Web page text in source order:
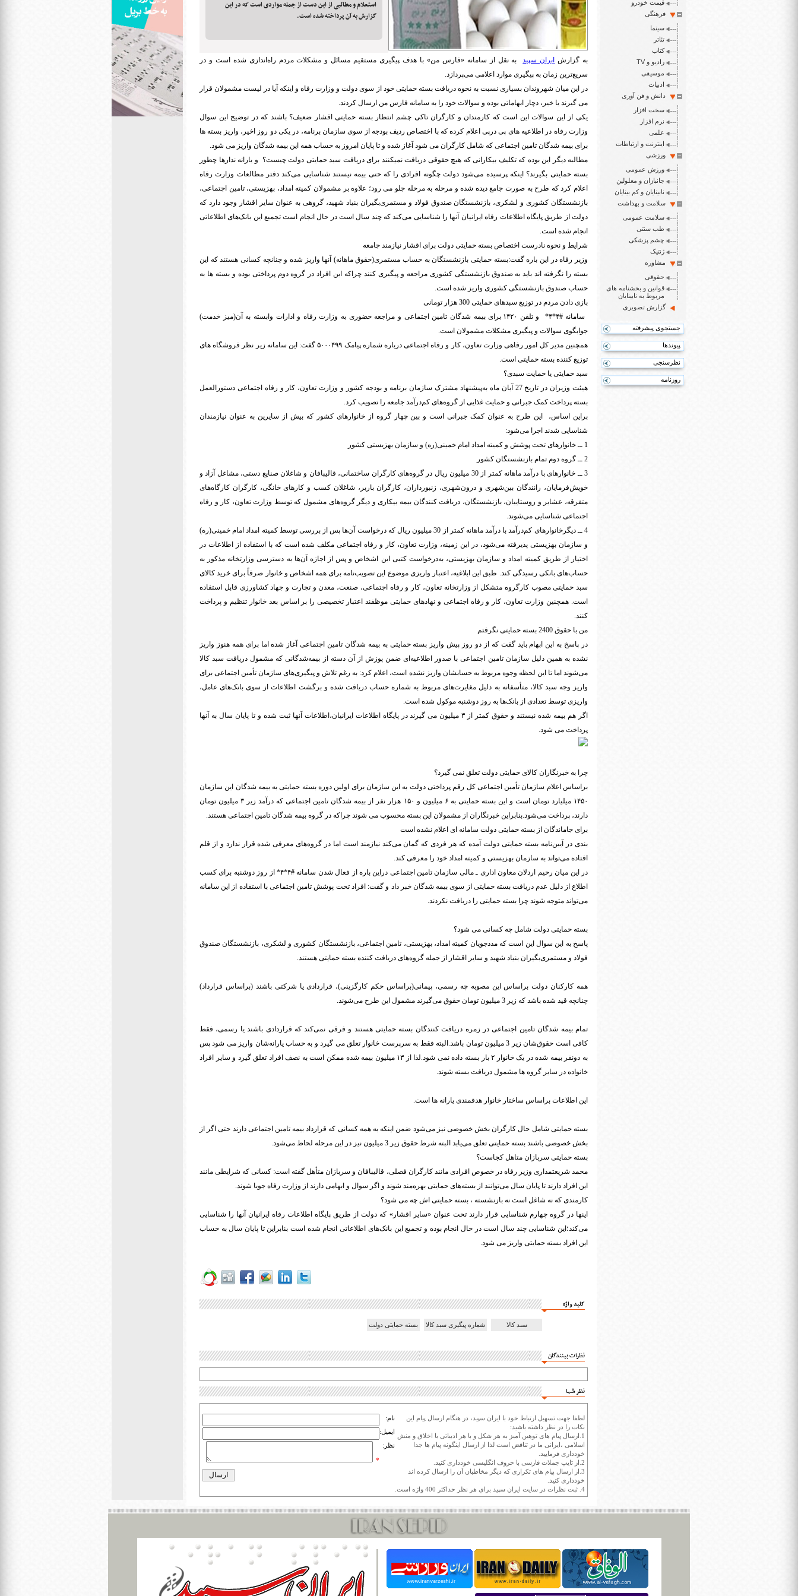
قیمت خودرو
فرهنگی
سینما
تئاتر
کتاب
رادیو و TV
موسیقی
ادبیات
دانش و فن آوری
سخت افزار
نرم افزار
علمی
اینترنت و ارتباطات
ورزشی
ورزش عمومی
جانبازان و معلولین
نابینایان و کم بینایان
سلامت و بهداشت
سلامت عمومی
طب سنتی
چشم پزشکی
ژنتیک
مشاوره
حقوقی
قوانین و بخشنامه های
مربوط به نابینایان
گزارش تصویری
جستجوی پیشرفته
پیوندها
نظرسنجی
روزنامه
استعلام و مطالبی از این دست از جمله مواردی است که در این
گزارش به آن پرداخته‌ شده است.
به گزارش ایران سپیدبه نقل از سامانه «فارس من» با هدف پیگیری مستقیم مسائل و مشکلات مردم راه‌اندازی شده است و در
سریع‌ترین زمان به پیگیری موارد اعلامی می‌پردازد.
در این میان شهروندان بسیاری نسبت به نحوه دریافت بسته حمایتی خود از سوی دولت و وزارت رفاه و اینکه آیا در لیست مشمولان قرار
می گیرند یا خیر، دچار ابهاماتی بوده و سوالات خود را به سامانه فارس من ارسال کردند.
یکی از این سوالات این است که کارمندان و کارگران تاکی چشم انتظار بسته حمایتی اقشار ضعیف؟ باشند که در توضیح این سوال
وزارت رفاه در اطلاعیه های پی درپی اعلام کرده که با اختصاص ردیف بودجه از سوی سازمان برنامه، در یکی دو روز اخیر، واریز بسته ها
برای بیمه شدگان تامین اجتماعی که شامل کارگران می شود آغاز شده و تا پایان امروز به حساب همه این بیمه شدگان واریز می شود.
مطالبه دیگر این بوده که تکلیف بیکارانی که هیچ حقوقی دریافت نمیکنند برای دریافت سبد حمایتی دولت چیست؟ و یارانه ندارها چطور
بسته حمایتی بگیرند؟ اینکه پرسیده می‌شود دولت چگونه افرادی را که حتی بیمه نیستند شناسایی می‌کند دفتر مطالعات وزارت رفاه
اعلام کرد که طرح به صورت جامع دیده شده و مرحله به مرحله جلو می رود؛ علاوه بر مشمولان کمیته امداد، بهزیستی، تامین اجتماعی،
بازنشستگان کشوری و لشکری، بازنشستگان صندوق فولاد و مستمری‌بگیران بنیاد شهید، گروهی به عنوان سایر اقشار وجود دارد که
دولت از طریق پایگاه اطلاعات رفاه ایرانیان آنها را شناسایی می‌کند که چند سال است در حال انجام است تجمیع این بانک‌های اطلاعاتی
انجام شده است.
شرایط و نحوه نادرست اختصاص بسته حمایتی دولت برای اقشار نیازمند جامعه
وزیر رفاه در این باره گفت:بسته حمایتی بازنشستگان به حساب مستمری(حقوق ماهانه) آنها واریز شده و چنانچه کسانی هستند که این
بسته را نگرفته اند باید به صندوق بازنشستگی کشوری مراجعه و پیگیری کنند چراکه این افراد در گروه دوم پرداختی بوده و بسته ها به
حساب صندوق بازنشستگی کشوری واریز شده است.
بازی دادن مردم در توزیع سبدهای حمایتی 300 هزار تومانی
سامانه #۴*۴* و تلفن ۱۴۲۰ برای بیمه شدگان تامین اجتماعی و مراجعه حضوری به وزارت رفاه و ادارات وابسته به آن(میز خدمت)
جوابگوی سوالات و پیگیری مشکلات مشمولان است.
همچنین مدیر کل امور رفاهی وزارت تعاون، کار و رفاه اجتماعی درباره شماره پیامک ۵۰۰۰۴۹۹ گفت: این سامانه زیر نظر فروشگاه های
توزیع کننده بسته حمایتی است.
سبد حمایتی یا حمایت سبدی؟
هیئت وزیران در تاریخ 27 آبان ماه به‌پیشنهاد مشترک سازمان برنامه و بودجه کشور و وزارت تعاون، کار و رفاه اجتماعی دستورالعمل
بسته پرداخت کمک جبرانی و حمایت غذایی از گروه‌های کم‌درآمد جامعه را تصویب کرد.
براین اساس، این طرح به عنوان کمک جبرانی است و بین چهار گروه از خانوارهای کشور که بیش از سایرین به عنوان نیازمندان
شناسایی شدند اجرا می‌شود:
1 ــ خانوارهای تحت پوشش و کمیته امداد امام خمینی(ره) و سازمان بهزیستی کشور
2 ــ گروه دوم تمام بازنشستگان کشور
3 ــ خانوارهای با درآمد ماهانه کمتر از 30 میلیون ریال در گروه‌های کارگران ساختمانی، قالیبافان و شاغلان صنایع دستی، مشاغل آزاد و
خویش‌فرمایان، رانندگان بین‌شهری و درون‌شهری، زنبورداران، کارگران باربر، شاغلان کسب و کارهای خانگی، کارگران کارگاه‌های
متفرقه، عشایر و روستاییان، بازنشستگان، دریافت کنندگان بیمه بیکاری و دیگر گروه‌های مشمول که توسط وزارت تعاون، کار و رفاه
اجتماعی شناسایی می‌شوند.
4 ــ دیگرخانوارهای کم‌درآمد با درآمد ماهانه کمتر از 30 میلیون ریال که درخواست آن‌ها پس از بررسی توسط کمیته امداد امام خمینی(ره)
و سازمان بهزیستی پذیرفته می‌شود، در این زمینه، وزارت تعاون، کار و رفاه اجتماعی مکلف شده است که با استفاده از اطلاعات در
اختیار از طریق کمیته امداد و سازمان بهزیستی، به‌درخواست کتبی این اشخاص و پس از اجازه آن‌ها به دسترسی وزارتخانه مذکور به
حساب‌های بانکی رسیدگی کند. طبق این ابلاغیه، اعتبار واریزی موضوع این تصویب‌نامه برای همه اشخاص و خانوار صرفاً برای خرید کالای
سبد حمایتی مصوب کارگروه متشکل از وزارتخانه تعاون، کار و رفاه اجتماعی، صنعت، معدن و تجارت و جهاد کشاورزی قابل استفاده
است. همچنین وزارت تعاون، کار و رفاه اجتماعی و نهادهای حمایتی موظفند اعتبار تخصیصی را بر اساس بعد خانوار تنظیم و پرداخت
کنند.
من با حقوق 2400 بسته حمایتی نگرفتم
در پاسخ به این ابهام باید گفت که از دو روز پیش واریز بسته حمایتی به بیمه شدگان تامین اجتماعی آغاز شده اما برای همه هنوز واریز
نشده به همین دلیل سازمان تامین اجتماعی با صدور اطلاعیه‌ای ضمن پوزش از آن دسته از بیمه‌شدگانی که مشمول دریافت سبد کالا
می‌شوند اما تا این لحظه وجوه مربوط به حسابشان واریز نشده است، اعلام کرد: به رغم تلاش و پیگیری‌های سازمان تأمین اجتماعی برای
واریز وجه سبد کالا، متأسفانه به دلیل مغایرت‌های مربوط به شماره حساب دریافت شده و برگشت اطلاعات از سوی بانک‌های عامل،
واریزی توسط تعدادی از بانک‌ها به روز دوشنبه موکول شده است.
اگر هم بیمه شده نیستند و حقوق کمتر از ۳ میلیون می گیرند در پایگاه اطلاعات ایرانیان،اطلاعات آنها ثبت شده و تا پایان سال به آنها
پرداخت می شود.
چرا به خبرنگاران کالای حمایتی دولت تعلق نمی گیرد؟
براساس اعلام سازمان تأمین اجتماعی کل رقم پرداختی دولت به این سازمان برای اولین دوره بسته حمایتی به بیمه شدگان این سازمان
۱۴۵۰ میلیارد تومان است و این بسته حمایتی به ۶ میلیون و ۱۵۰ هزار نفر از بیمه شدگان تامین اجتماعی که درآمد زیر ۳ میلیون تومان
دارند، پرداخت می‌شود.بنابراین خبرنگاران از مشمولان این بسته محسوب می شوند چراکه در گروه بیمه شدگان تامین اجتماعی هستند.
برای جاماندگان از بسته حمایتی دولت سامانه ای اعلام نشده است
بندی در آیین‌نامه بسته حمایتی دولت آمده که هر فردی که گمان می‌کند نیازمند است اما در گروه‌های معرفی شده قرار ندارد و از قلم
افتاده می‌تواند به سازمان بهزیستی و کمیته امداد خود را معرفی کند.
در این میان رحیم اردلان معاون اداری ـ مالی سازمان تامین اجتماعی دراین باره از فعال شدن سامانه #۴*۴* از روز دوشنبه برای کسب
اطلاع از دلیل عدم دریافت بسته حمایتی از سوی بیمه شدگان خبر داد و گفت: افراد تحت پوشش تامین اجتماعی با استفاده از این سامانه
می‌تواند متوجه شوند چرا بسته حمایتی را دریافت نکردند.
بسته حمایتی دولت شامل چه کسانی می شود؟
پاسخ به این سوال این است که مددجویان کمیته امداد، بهزیستی، تامین اجتماعی، بازنشستگان کشوری و لشکری، بازنشستگان صندوق
فولاد و مستمری‌بگیران بنیاد شهید و سایر اقشار از جمله گروه‌های دریافت کننده بسته حمایتی هستند.
همه کارکنان دولت براساس این مصوبه چه رسمی، پیمانی(براساس حکم کارگزینی)، قراردادی یا شرکتی باشند (براساس قرارداد)
چنانچه قید شده باشد که زیر 3 میلیون تومان حقوق می‌گیرند مشمول این طرح می‌شوند.
تمام بیمه شدگان تامین اجتماعی در زمره دریافت کنندگان بسته حمایتی هستند و فرقی نمی‌کند که قراردادی باشند یا رسمی، فقط
کافی است حقوق‌شان زیر 3 میلیون تومان باشد.البته فقط به سرپرست خانوار تعلق می گیرد و به حساب یارانه‌شان واریز می شود پس
به دونفر بیمه شده در یک خانوار ۲ بار بسته داده نمی شود.لذا از ۱۳ میلیون بیمه شده ممکن است به نصف افراد تعلق گیرد و سایر افراد
خانواده در سایر گروه ها مشمول دریافت بسته شوند.
این اطلاعات براساس ساختار خانوار هدفمندی یارانه ها است.
بسته حمایتی شامل حال کارگران بخش خصوصی نیز می‌شود ضمن اینکه به همه کسانی که قرارداد بیمه تامین اجتماعی دارند حتی اگر از
بخش خصوصی باشند بسته حمایتی تعلق می‌یابد البته شرط حقوق زیر 3 میلیون نیز در این مرحله لحاظ می‌شود.
بسته حمایتی سربازان متاهل کجاست؟
محمد شریعتمداری وزیر رفاه در خصوص افرادی مانند کارگران فصلی، قالیبافان و سربازان متأهل گفته است: کسانی که شرایطی مانند
این افراد دارند تا پایان سال می‌توانند از بسته‌های حمایتی بهره‌مند شوند و اگر سوال و ابهامی دارند از وزارت رفاه جویا شوند.
کارمندی که نه شاغل است نه بازنشسته ، بسته حمایتی اش چه می شود؟
اینها در گروه چهارم شناسایی قرار دارند تحت عنوان «سایر اقشار» که دولت از طریق پایگاه اطلاعات رفاه ایرانیان آنها را شناسایی
می‌کند؛این شناسایی چند سال است در حال انجام بوده و تجمیع این بانک‌های اطلاعاتی انجام شده است بنابراین تا پایان سال به حساب
این افراد بسته حمایتی واریز می شود.
کلید واژه
سبد کالا شماره پیگیری سبد کالا بسته حمایتی دولت
نظرات بینندگان
نظر شما
لطفا جهت تسهیل ارتباط خود با ایران سپید، در هنگام ارسال پیام این
نکات را در نظر داشته باشید:
1.ارسال پیام های توهین آمیز به هر شکل و با هر ادبیاتی با اخلاق و منش
اسلامی ،ایرانی ما در تناقض است لذا از ارسال اینگونه پیام ها جدا
خودداری فرمایید.
2.از تایپ جملات فارسی با حروف انگلیسی خودداری کنید.
3.از ارسال پیام های تکراری که دیگر مخاطبان آن را ارسال کرده اند
خودداری کنید.
4. ثبت نظرات در سايت ايران سپيد براي هر نظر حداکثر 400 واژه است.
نام:
ایمیل:
نظر:
*